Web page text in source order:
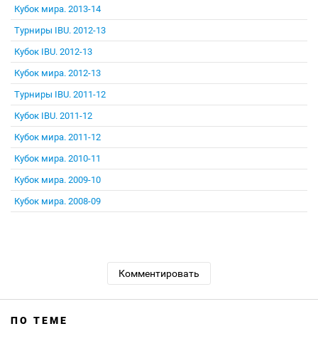
Кубок мира. 2013-14
Турниры IBU. 2012-13
Кубок IBU. 2012-13
Кубок мира. 2012-13
Турниры IBU. 2011-12
Кубок IBU. 2011-12
Кубок мира. 2011-12
Кубок мира. 2010-11
Кубок мира. 2009-10
Кубок мира. 2008-09
Комментировать
ПО ТЕМЕ